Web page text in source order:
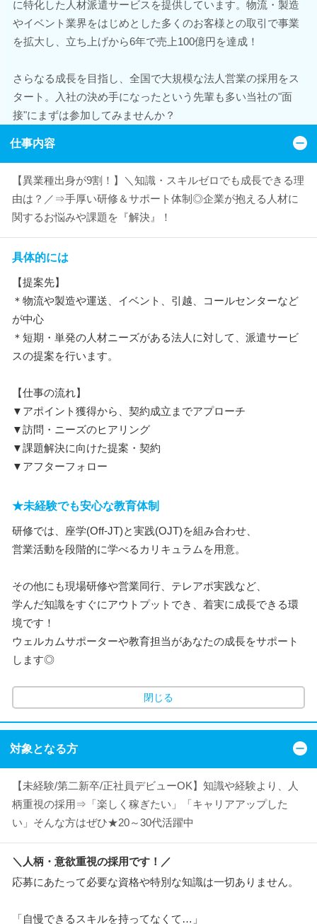
に特化した人材派遣サービスを提供しています。物流・製造
やイベント業界をはじめとした多くのお客様との取引で事業
を拡大し、立ち上げから6年で売上100億円を達成！
さらなる成長を目指し、全国で大規模な法人営業の採用をス
タート。入社の決め手になったという先輩も多い当社の"面
接"にまずは参加してみませんか？
仕事内容
【異業種出身が9割！】＼知識・スキルゼロでも成長できる理
由は？／⇒手厚い研修＆サポート体制◎企業が抱える人材に
関するお悩みや課題を『解決』！
具体的には
【提案先】
＊物流や製造や運送、イベント、引越、コールセンターなど
が中心
＊短期・単発の人材ニーズがある法人に対して、派遣サービ
スの提案を行います。
【仕事の流れ】
▼アポイント獲得から、契約成立までアプローチ
▼訪問・ニーズのヒアリング
▼課題解決に向けた提案・契約
▼アフターフォロー
★未経験でも安心な教育体制
研修では、座学(Off-JT)と実践(OJT)を組み合わせ、
営業活動を段階的に学べるカリキュラムを用意。
その他にも現場研修や営業同行、テレアポ実践など、
学んだ知識をすぐにアウトプットでき、着実に成長できる環
境です！
ウェルカムサポーターや教育担当があなたの成長をサポート
します◎
閉じる
対象となる方
【未経験/第二新卒/正社員デビューOK】知識や経験より、人
柄重視の採用⇒「楽しく稼ぎたい」「キャリアアップした
い」そんな方はぜひ★20～30代活躍中
＼人柄・意欲重視の採用です！／
応募にあたって必要な資格や特別な知識は一切ありません。
「自慢できるスキルを持ってなくて…」